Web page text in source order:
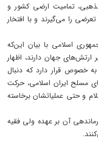
تمامیت ارضی کشور و
را می‌گیرند و با افتخار
اسلامی با بیان این‌که
جهان دارند، اظهار
خصوص قرار دارد که دنبال
مسلح ایران اسلامی، حرکت
و حتی عملیاتشان برخاسته
آن بر عهده ولی فقیه